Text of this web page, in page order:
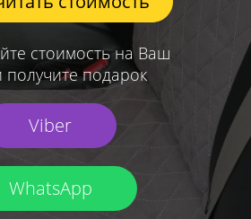
стоимость на Ваш
получите подарок
Viber
WhatsApp